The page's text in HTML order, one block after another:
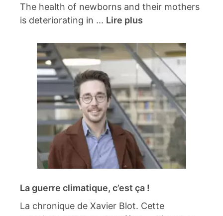
The health of newborns and their mothers
is deteriorating in ... Lire plus
La guerre climatique, c’est ça !
La chronique de Xavier Blot. Cette